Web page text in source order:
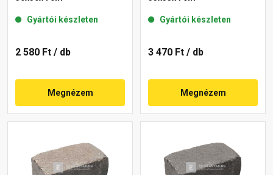
Gyártói készleten
2 580 Ft / db
Megnézem
Gyártói készleten
3 470 Ft / db
Megnézem